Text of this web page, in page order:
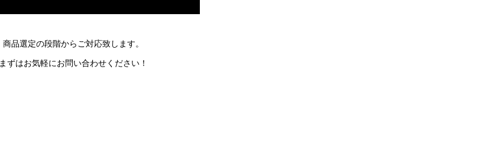
商品選定の段階からご対応致します。
まずはお気軽にお問い合わせください！